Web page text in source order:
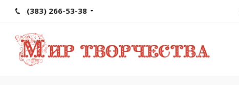
(383) 266-53-38